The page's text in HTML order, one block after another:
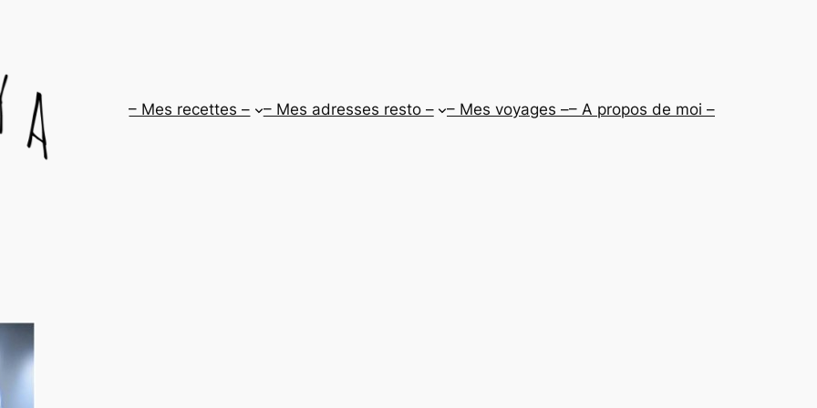
– Mes recettes – – Mes adresses resto – – Mes voyages –– A propos de moi –